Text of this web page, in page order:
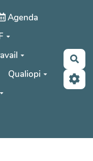
Agenda
Qualiopi